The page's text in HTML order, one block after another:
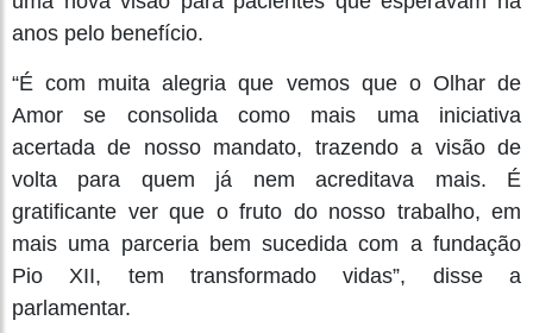
anos pelo benefício.
“É com muita alegria que vemos que o Olhar de
Amor se consolida como mais uma iniciativa
acertada de nosso mandato, trazendo a visão de
volta para quem já nem acreditava mais. É
gratificante ver que o fruto do nosso trabalho, em
mais uma parceria bem sucedida com a fundação
Pio XII, tem transformado vidas”, disse a
parlamentar.